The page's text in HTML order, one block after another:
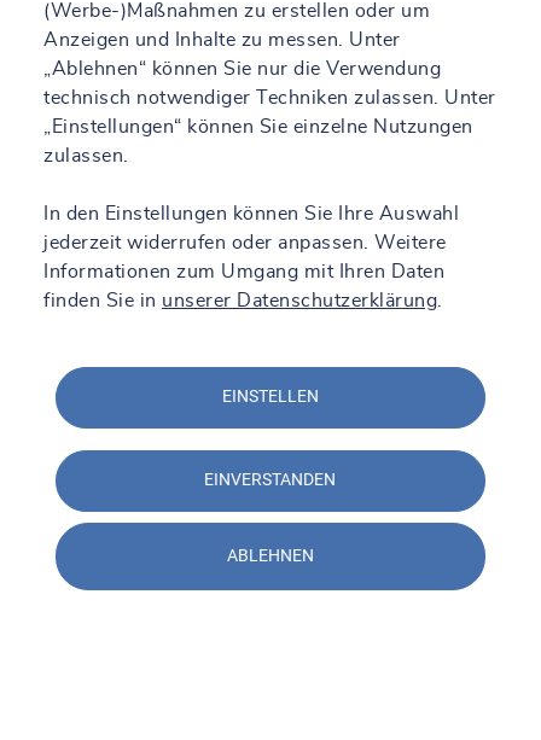
(Werbe-)Maßnahmen zu erstellen oder um
Anzeigen und Inhalte zu messen. Unter
„Ablehnen“ können Sie nur die Verwendung
technisch notwendiger Techniken zulassen. Unter
„Einstellungen“ können Sie einzelne Nutzungen
zulassen.
In den Einstellungen können Sie Ihre Auswahl
jederzeit widerrufen oder anpassen. Weitere
Informationen zum Umgang mit Ihren Daten
finden Sie in unserer Datenschutzerklärung
EINSTELLEN
EINVERSTANDEN
ABLEHNEN